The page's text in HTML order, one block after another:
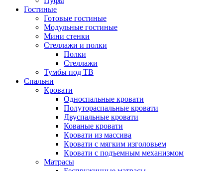
Гостиные
Готовые гостиные
Модульные гостиные
Мини стенки
Стеллажи и полки
Полки
Стеллажи
Тумбы под ТВ
Спальни
Кровати
Односпальные кровати
Полутораспальные кровати
Двуспальные кровати
Кованые кровати
Кровати из массива
Кровати с мягким изголовьем
Кровати с подъемным механизмом
Матрасы